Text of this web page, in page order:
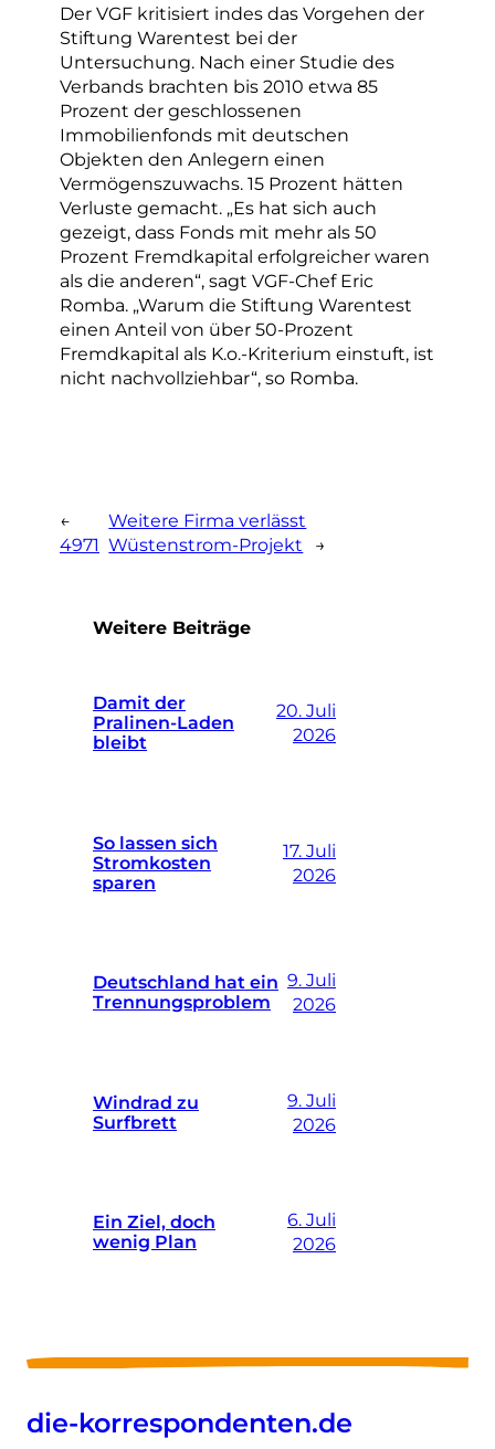
Der VGF kritisiert indes das Vorgehen der
Stiftung Warentest bei der
Untersuchung. Nach einer Studie des
Verbands brachten bis 2010 etwa 85
Prozent der geschlossenen
Immobilienfonds mit deutschen
Objekten den Anlegern einen
Vermögenszuwachs. 15 Prozent hätten
Verluste gemacht. „Es hat sich auch
gezeigt, dass Fonds mit mehr als 50
Prozent Fremdkapital erfolgreicher waren
als die anderen“, sagt VGF-Chef Eric
Romba. „Warum die Stiftung Warentest
einen Anteil von über 50-Prozent
Fremdkapital als K.o.-Kriterium einstuft, ist
nicht nachvollziehbar“, so Romba.
←
4971
Weitere Firma verlässt
Wüstenstrom-Projekt
→
Weitere Beiträge
Damit der
Pralinen-Laden
bleibt
20. Juli
2026
So lassen sich
Stromkosten
sparen
17. Juli
2026
Deutschland hat ein
Trennungsproblem
9. Juli
2026
Windrad zu
Surfbrett
9. Juli
2026
Ein Ziel, doch
wenig Plan
6. Juli
2026
die-korrespondenten.de